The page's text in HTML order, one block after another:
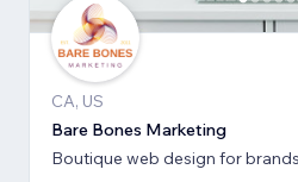
CA, US
Bare Bones Marketing
Boutique web design for